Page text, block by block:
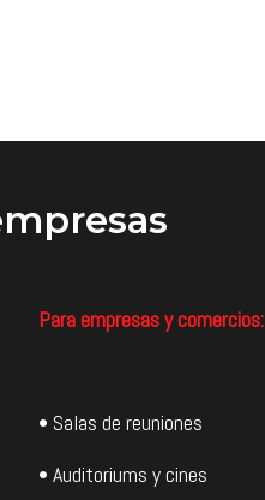
Para empresas y comercios:
• Salas de reuniones
• Auditoriums y cines